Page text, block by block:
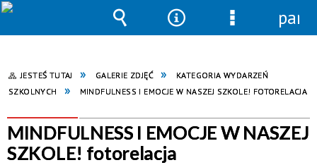
JESTEŚ TUTAJ GALERIE ZDJĘĆ
KATEGORIA WYDARZEŃ
SZKOLNYCH
MINDFULNESS I EMOCJE W NASZEJ SZKOLE! FOTORELACJA
MINDFULNESS I EMOCJE W NASZEJ
SZKOLE! fotorelacja
Wyszukiwarka
NarzędziaMenu